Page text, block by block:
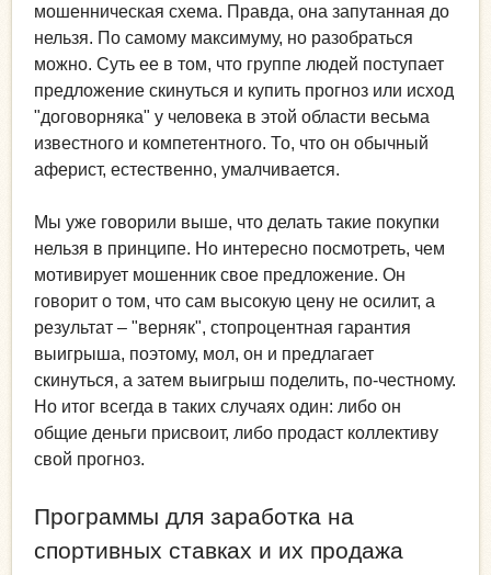
мошенническая схема. Правда, она запутанная до
нельзя. По самому максимуму, но разобраться
можно. Суть ее в том, что группе людей поступает
предложение скинуться и купить прогноз или исход
"договорняка" у человека в этой области весьма
известного и компетентного. То, что он обычный
аферист, естественно, умалчивается.
Мы уже говорили выше, что делать такие покупки
нельзя в принципе. Но интересно посмотреть, чем
мотивирует мошенник свое предложение. Он
говорит о том, что сам высокую цену не осилит, а
результат – "верняк", стопроцентная гарантия
выигрыша, поэтому, мол, он и предлагает
скинуться, а затем выигрыш поделить, по-честному.
Но итог всегда в таких случаях один: либо он
общие деньги присвоит, либо продаст коллективу
свой прогноз.
Программы для заработка на
спортивных ставках и их продажа